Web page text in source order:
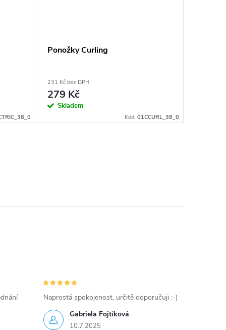
Ponožky Curling
231 Kč bez DPH
279 Kč
Skladem
Kód: 01CCURL_38_0
Gabriela Fojtíková
10.7.2025
Naprostá spokojenost, určitě doporučuji :-)